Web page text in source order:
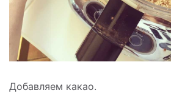
Добавляем какао.